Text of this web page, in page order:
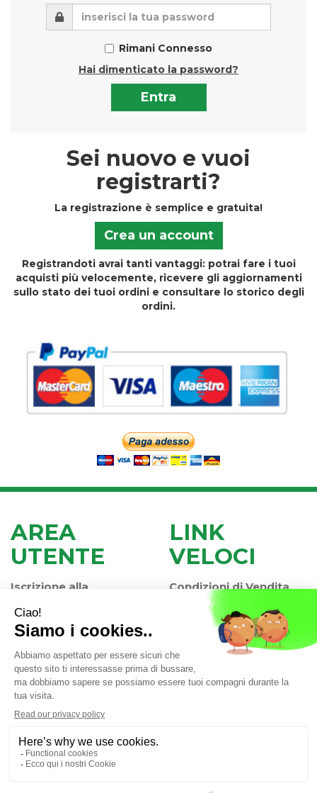
Rimani Connesso
Hai dimenticato la password?
Sei nuovo e vuoi
registrarti?
La registrazione è semplice e gratuita!
Crea un account
Registrandoti avrai tanti vantaggi: potrai fare i tuoi
acquisti più velocemente, ricevere gli aggiornamenti
sullo stato dei tuoi ordini e consultare lo storico degli
ordini.
AREA
UTENTE
Iscrizione alla
Newsletter
Contatti
Informativa Privacy
LINK
VELOCI
Condizioni di Vendita
Modalità di Pagamento
Modalità di Spedizione
e Ritiro
Valli di Chioggia (VE)
info@farmaciaiaccheri.it
04025840275 | Numero R.E.A.: VE-358876